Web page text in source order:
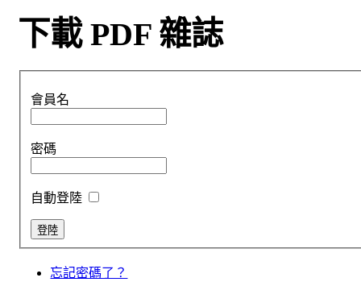
下載 PDF 雜誌
會員名
密碼
自動登陸
忘記密碼了？